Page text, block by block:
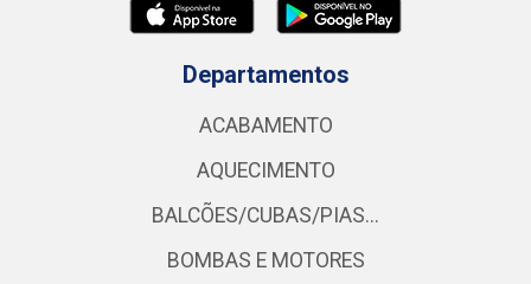
Departamentos
ACABAMENTO
AQUECIMENTO
BALCÕES/CUBAS/PIAS...
BOMBAS E MOTORES